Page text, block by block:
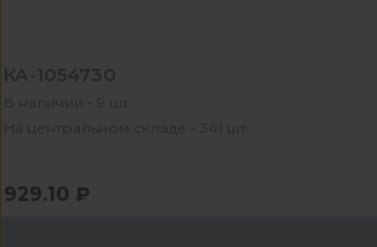
КА-1054730
В наличии - 9 шт
На центральном складе - 341 шт
929.10 ₽